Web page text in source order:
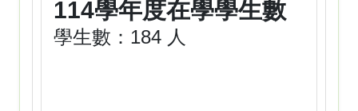
114學年度在學學生數
學生數：184 人